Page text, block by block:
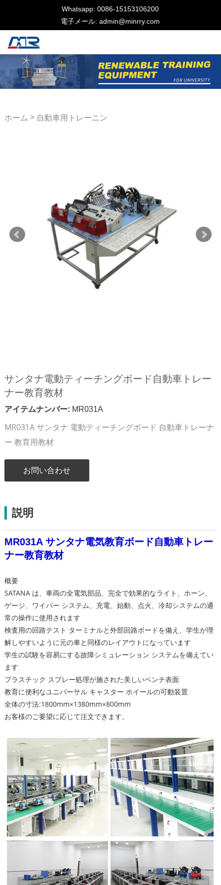
Whatsapp: 0086-15153106200
電子メール: admin@minrry.com
ホーム > 自動車用トレーニン
サンタナ電動ティーチングボード自動車トレー
ナー教育教材
アイテムナンバー: MR031A
MR031A サンタナ 電動ティーチングボード 自動車トレーナ
ー 教育用教材
お問い合わせ
説明
MR031A サンタナ電気教育ボード自動車トレー
ナー教育教材
概要
SATANA は、車両の全電気部品、完全で効果的なライト、ホーン、
ゲージ、ワイパー システム、充電、始動、点火、冷却システムの通
常の操作に使用されます
検査用の回路テスト ターミナルと外部回路ボードを備え、学生が理
解しやすいように元の車と同様のレイアウトになっています
学生の試験を容易にする故障シミュレーション システムを備えてい
ます
プラスチック スプレー処理が施された美しいベンチ表面
教育に便利なユニバーサル キャスター ホイールの可動装置
全体の寸法:1800mm×1380mm×800mm
お客様のご要望に応じて注文できます。